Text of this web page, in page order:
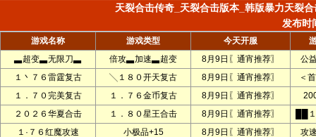
天裂合击传奇_天裂合击版本_韩版暴力天裂
发布时
游戏名称 游戏类型 今天开服
▃超变▃无限刀▃
倍攻▃加速▃超变 8月9日〖通宵推荐〗
公
１丶７６雷霆复古
╲１８０开天复古 8月9日〖通宵推荐〗
＜
１．７０完美复古
１．７６金币复古 8月9日〖通宵推荐〗
２０２６华夏合击
１．８０星王合击 8月9日〖通宵推荐〗
██
１·７６红魔攻速
小极品+15 8月9日〖通宵推荐〗
攻